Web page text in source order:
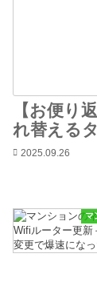
【お便り
れ替える
2025.09.26
マ